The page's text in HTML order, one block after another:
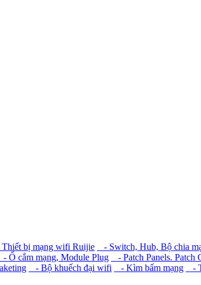
bị mạng wifi Ruijie - Switch, Hub, Bộ chia
- Ổ cắm mạng, Module Plug - Patch Panels. Patch
- Bộ khuếch đại wifi - Kìm bấm mạng -